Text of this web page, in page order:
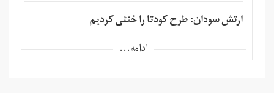
ارتش سودان: طرح کودتا را خنثی کردیم
ادامه...